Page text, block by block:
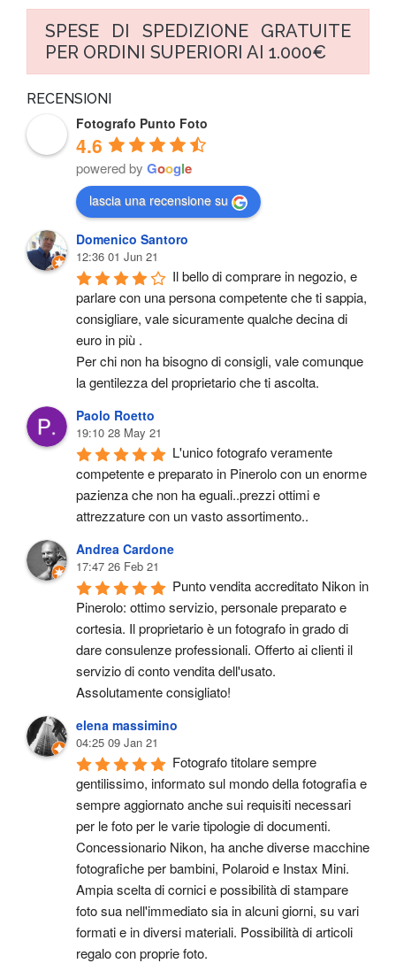
SPESE DI SPEDIZIONE GRATUITE
PER ORDINI SUPERIORI AI 1.000€
RECENSIONI
Fotografo Punto Foto
4.6
powered by Google
lascia una recensione su
Domenico Santoro
12:36 01 Jun 21
Il bello di comprare in negozio, e
parlare con una persona competente che ti sappia,
consigliare, vale sicuramente qualche decina di
euro in più .
Per chi non ha bisogno di consigli, vale comunque
la gentilezza del proprietario che ti ascolta.
Paolo Roetto
19:10 28 May 21
L'unico fotografo veramente
competente e preparato in Pinerolo con un enorme
pazienza che non ha eguali..prezzi ottimi e
attrezzature con un vasto assortimento..
Andrea Cardone
17:47 26 Feb 21
Punto vendita accreditato Nikon in
Pinerolo: ottimo servizio, personale preparato e
cortesia. Il proprietario è un fotografo in grado di
dare consulenze professionali. Offerto ai clienti il
servizio di conto vendita dell'usato.
Assolutamente consigliato!
elena massimino
04:25 09 Jan 21
Fotografo titolare sempre
gentilissimo, informato sul mondo della fotografia e
sempre aggiornato anche sui requisiti necessari
per le foto per le varie tipologie di documenti.
Concessionario Nikon, ha anche diverse macchine
fotografiche per bambini, Polaroid e Instax Mini.
Ampia scelta di cornici e possibilità di stampare
foto sua nell'immediato sia in alcuni giorni, su vari
formati e in diversi materiali. Possibilità di articoli
regalo con proprie foto.